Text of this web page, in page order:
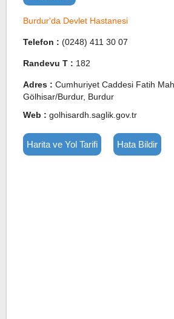
Burdur'da Devlet Hastanesi
Telefon : (0248) 411 30 07
Randevu T : 182
Adres : Cumhuriyet Caddesi Fatih
Gölhisar/Burdur, Burdur
Web : golhisardh.saglik.gov.tr
Harita ve Yol Tarifi Hata Bildir